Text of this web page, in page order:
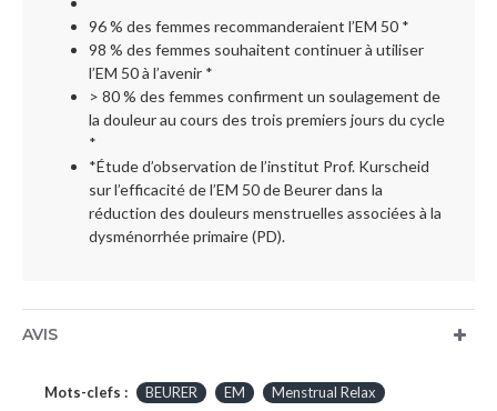
96 % des femmes recommanderaient l’EM 50 *
98 % des femmes souhaitent continuer à utiliser
l’EM 50 à l’avenir *
> 80 % des femmes confirment un soulagement de
la douleur au cours des trois premiers jours du cycle
*
*Étude d’observation de l’institut Prof. Kurscheid
sur l’efficacité de l’EM 50 de Beurer dans la
réduction des douleurs menstruelles associées à la
dysménorrhée primaire (PD).
AVIS
Mots-clefs : BEURER EM
Menstrual Relax